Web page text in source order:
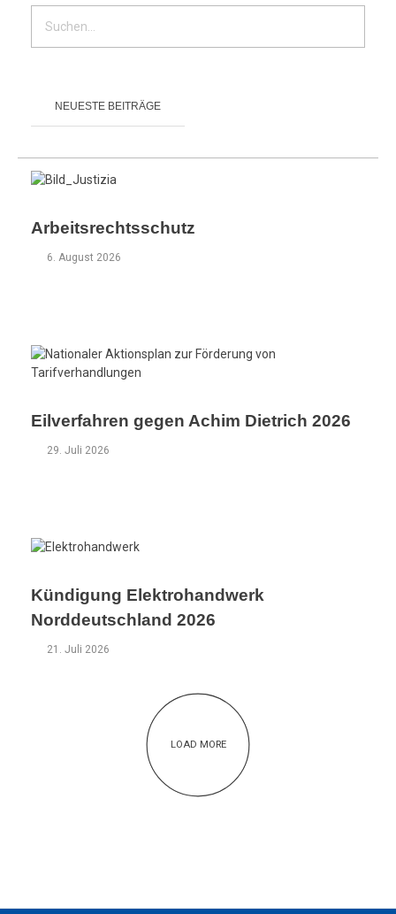
NEUESTE BEITRÄGE
Arbeitsrechtsschutz
6. August 2026
Eilverfahren gegen Achim Dietrich 2026
29. Juli 2026
Kündigung Elektrohandwerk
Norddeutschland 2026
21. Juli 2026
LOAD MORE